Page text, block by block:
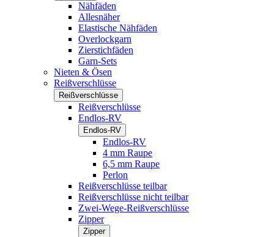
Nähfäden
Allesnäher
Elastische Nähfäden
Overlockgarn
Zierstichfäden
Garn-Sets
Nieten & Ösen
Reißverschlüsse
Reißverschlüsse
Reißverschlüsse
Endlos-RV
Endlos-RV
Endlos-RV
4 mm Raupe
6,5 mm Raupe
Perlon
Reißverschlüsse teilbar
Reißverschlüsse nicht teilbar
Zwei-Wege-Reißverschlüsse
Zipper
Zipper